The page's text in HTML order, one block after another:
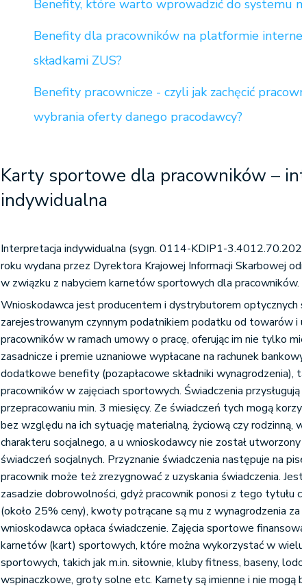
Benefity, które warto wprowadzić do systemu
Benefity dla pracowników na platformie
składkami ZUS?
Benefity pracownicze - czyli jak zachęcić
wybrania oferty danego pracodawcy?
Karty sportowe dla pracowników –
indywidualna
Interpretacja indywidualna (sygn. 0114-KDIP1-
roku wydana przez Dyrektora Krajowej Informacji Skarbowej
w związku z nabyciem karnetów sportowych dla pracowników.
Wnioskodawca jest producentem i dystrybutorem optycznych
zarejestrowanym czynnym podatnikiem podatku od towarów i
pracowników w ramach umowy o pracę, oferując im nie tylko
zasadnicze i premie uznaniowe wypłacane na rachunek
dodatkowe benefity (pozapłacowe składniki wynagrodzenia),
pracowników w zajęciach sportowych. Świadczenia
przepracowaniu min. 3 miesięcy. Ze świadczeń tych mogą
bez względu na ich sytuację materialną, życiową czy rodzinną,
charakteru socjalnego, a u wnioskodawcy nie został
świadczeń socjalnych. Przyznanie świadczenia następuje na
pracownik może też zrezygnować z uzyskania świadczenia.
zasadzie dobrowolności, gdyż pracownik ponosi z tego tytułu
(około 25% ceny), kwoty potrącane są mu z wynagrodzenia
wnioskodawca opłaca świadczenie. Zajęcia sportowe
karnetów (kart) sportowych, które można wykorzystać w
sportowych, takich jak m.in. siłownie, kluby fitness, baseny,
wspinaczkowe, groty solne etc. Karnety są imienne i nie mogą